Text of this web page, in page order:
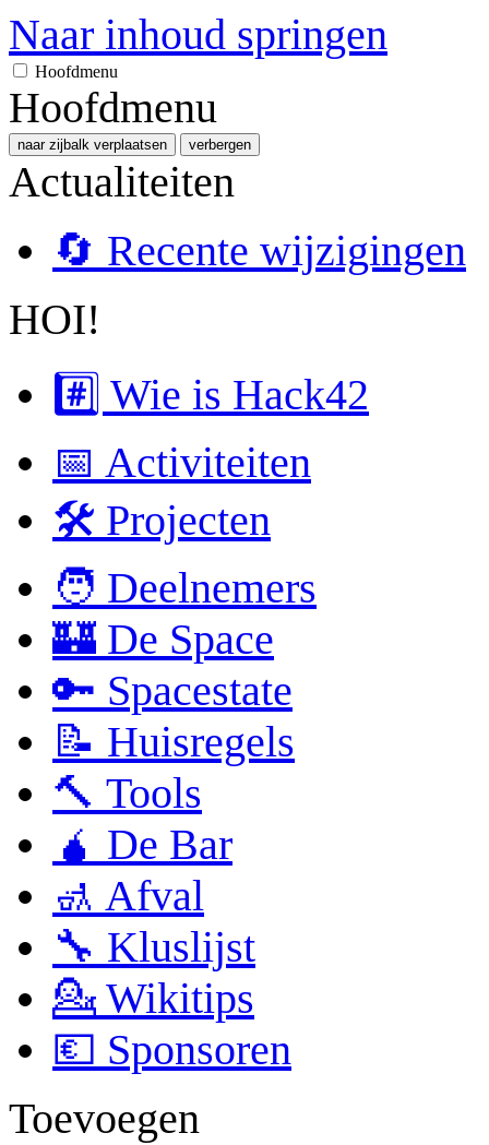
Naar inhoud springen
Hoofdmenu
Hoofdmenu
naar zijbalk verplaatsen verbergen
Actualiteiten
🔄 Recente wijzigingen
HOI!
#️⃣ Wie is Hack42
📅 Activiteiten
🛠 Projecten
🧑 Deelnemers
🏰 De Space
🔑 Spacestate
📝 Huisregels
🔨 Tools
🧉 De Bar
🚮 Afval
🔧 Kluslijst
💁 Wikitips
💶 Sponsoren
Toevoegen